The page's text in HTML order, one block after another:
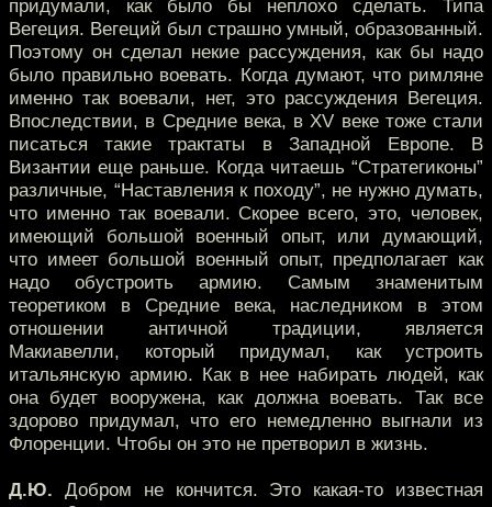
придумали, как было бы неплохо сделать. Типа
Вегеция. Вегеций был страшно умный, образованный.
Поэтому он сделал некие рассуждения, как бы надо
было правильно воевать. Когда думают, что римляне
именно так воевали, нет, это рассуждения Вегеция.
Впоследствии, в Средние века, в XV веке тоже стали
писаться такие трактаты в Западной Европе. В
Византии еще раньше. Когда читаешь “Стратегиконы”
различные, “Наставления к походу”, не нужно думать,
что именно так воевали. Скорее всего, это, человек,
имеющий большой военный опыт, или думающий,
что имеет большой военный опыт, предполагает как
надо обустроить армию. Самым знаменитым
теоретиком в Средние века, наследником в этом
отношении античной традиции, является
Макиавелли, который придумал, как устроить
итальянскую армию. Как в нее набирать людей, как
она будет вооружена, как должна воевать. Так все
здорово придумал, что его немедленно выгнали из
Флоренции. Чтобы он это не претворил в жизнь.
Д.Ю. Добром не кончится. Это какая-то известная